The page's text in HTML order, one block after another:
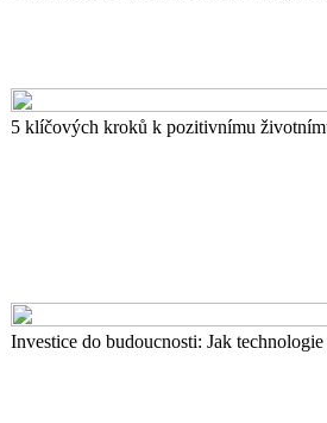
5 klíčových kroků k pozitivnímu
Investice do budoucnosti: Jak